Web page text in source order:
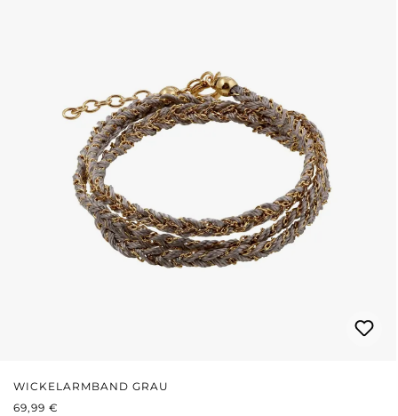
WICKELARMBAND GRAU
REGULÄRER PREIS:
69,99 €